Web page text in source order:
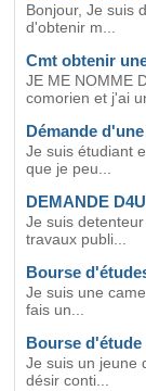
Bonjour, Je suis
d'obtenir m...
Cmt obtenir
JE ME NOMME
comorien et j'ai
Démande
Je suis étudiant
que je peu...
DEMANDE
Je suis
travaux publi...
Bourse
Je suis une
fais un...
Bourse d'étude
Je suis un jeune
désir conti...